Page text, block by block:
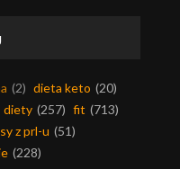
(2) dieta keto (20)
diety (257) fit (713)
z prl-u (51)
(228)